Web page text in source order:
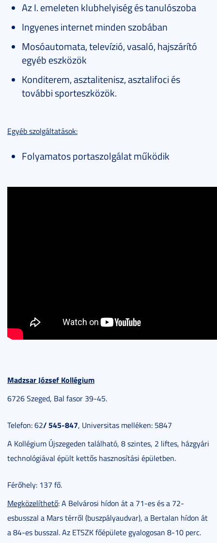
Az I. emeleten klubhelyiség és tanulószoba
Ingyenes internet minden szobában
Mosóautomata, televízió, vasaló, hajszárító
egyéb eszközök
Konditerem, asztalitenisz, asztalifoci és
további sporteszközök.
Egyéb szolgáltatások:
Folyamatos portaszolgálat működik
Madzsar József Kollégium
6726 Szeged, Bal fasor 39-45.
Telefon: 62/ 545-847, Universitas melléken: 5847
A Kollégium Újszegeden található, 8 szintes, 2 liftes, házgyári
technológiával épült kettős hasznosítási épületben.
Férőhely: 137 fő.
Megközelíthető: A Belvárosi hídon át a 71-es és a 72-
esbusszal a Mars térről (buszpályaudvar), a Bertalan hídon át
a 84-es busszal. Az ETSZK főépülete gyalogosan 8-10 perc.